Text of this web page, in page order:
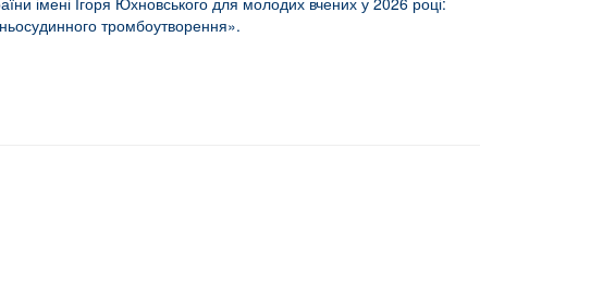
тромбоутворення».
in a conference/event.